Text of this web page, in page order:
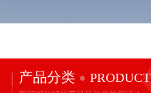
产品分类 PRODUCT